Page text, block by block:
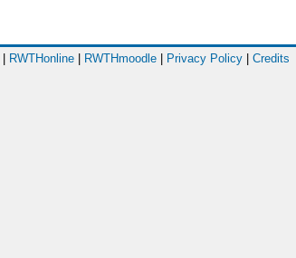
RWTHonline RWTHmoodle Privacy Policy Credits